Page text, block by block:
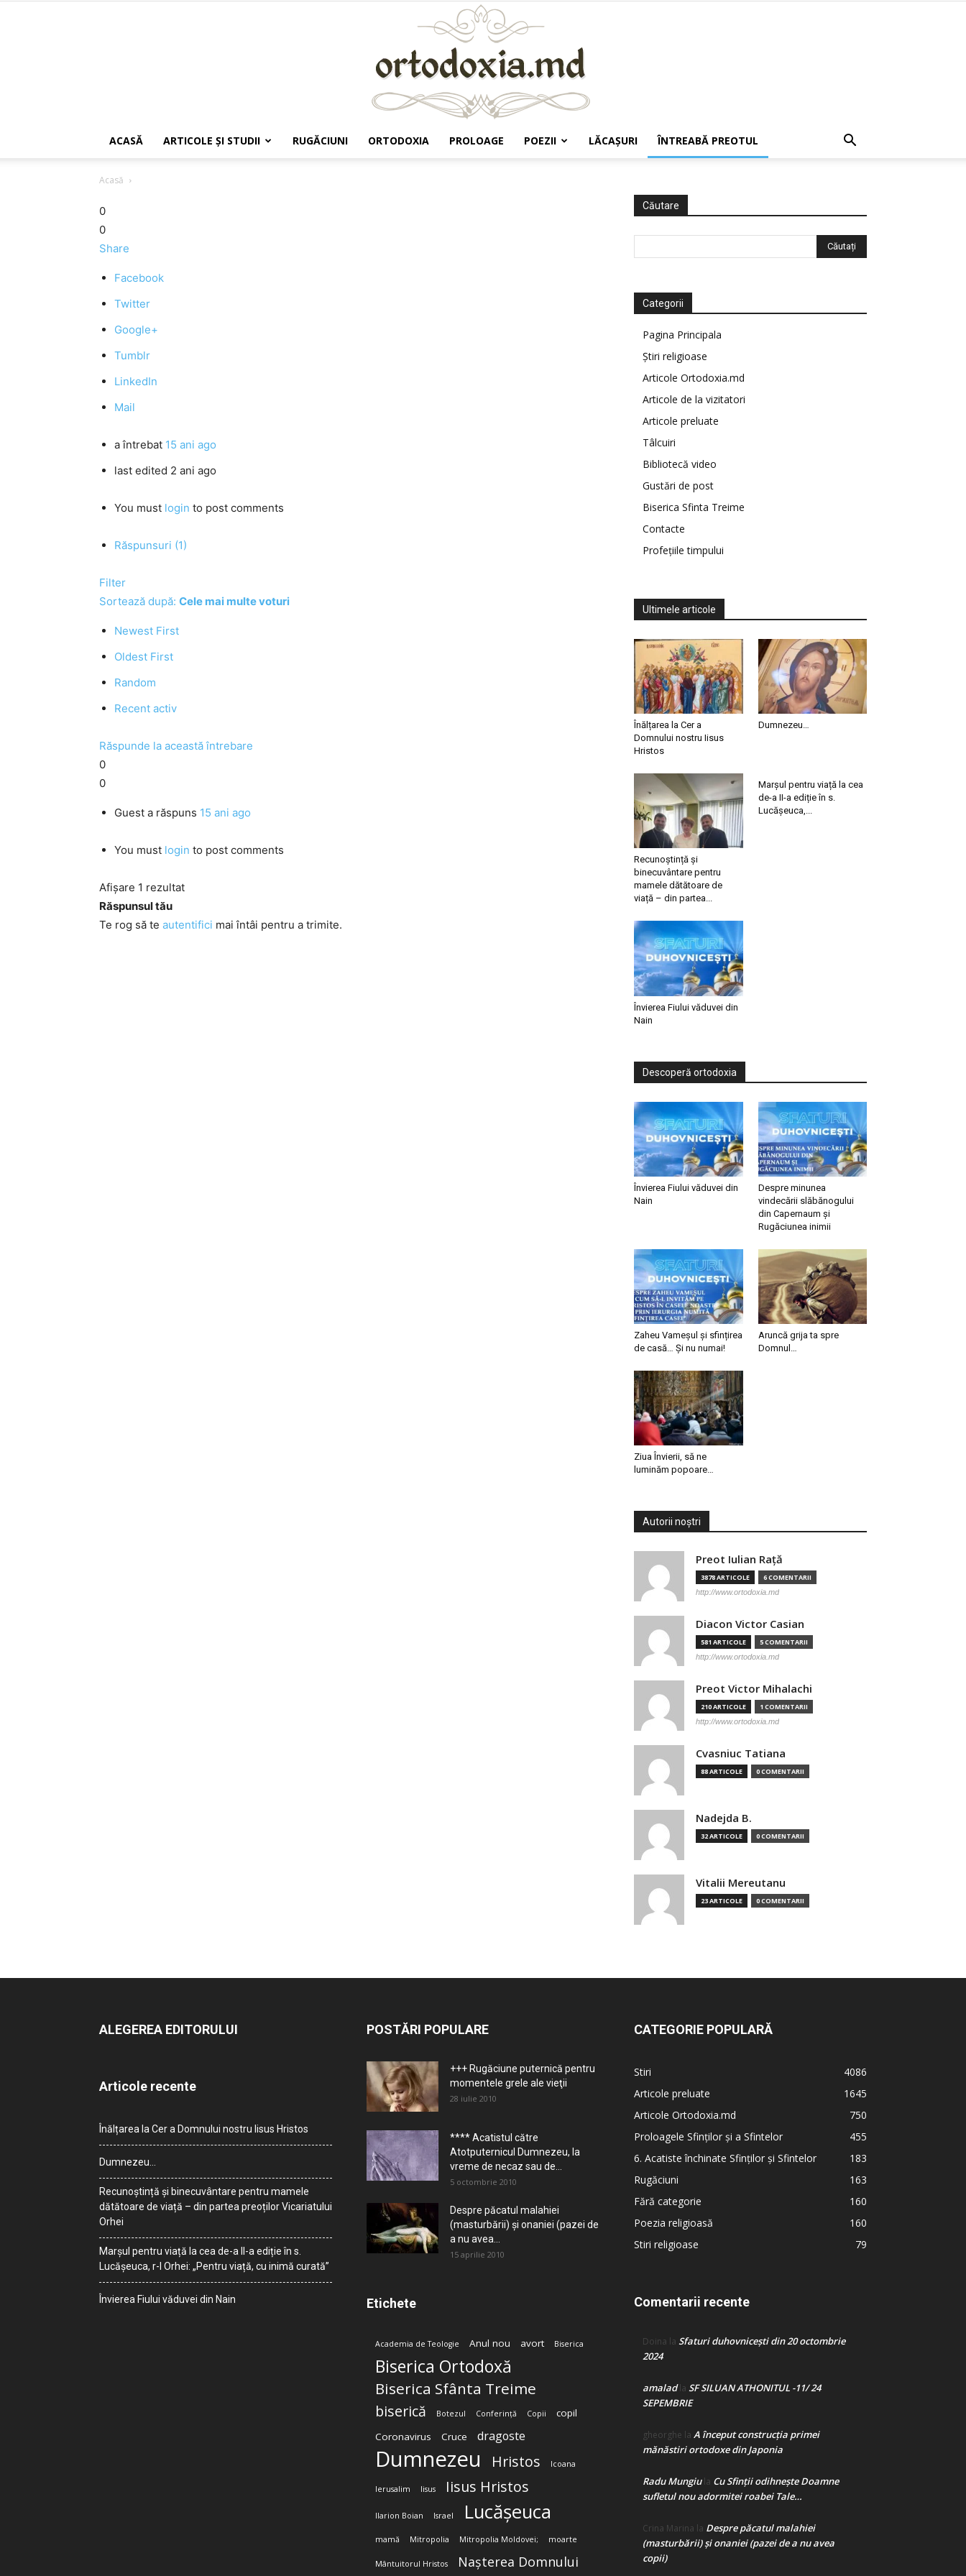
ACASĂ ARTICOLE ŞI STUDII RUGĂCIUNI ORTODOXIA PROLOAGE POEZII LĂCAŞURI ÎNTREABĂ PREOTUL
Acasă
0
0
Share
Facebook
Twitter
Google+
Tumblr
LinkedIn
Mail
a întrebat 15 ani ago
last edited 2 ani ago
You must login to post comments
Răspunsuri (1)
Filter
Sortează după: Cele mai multe voturi
Newest First
Oldest First
Random
Recent activ
Răspunde la această întrebare
0
0
Guest a răspuns 15 ani ago
You must login to post comments
Afișare 1 rezultat
Răspunsul tău
Te rog să te autentifici mai întâi pentru a trimite.
Căutare
Categorii
Pagina Principala
Știri religioase
Articole Ortodoxia.md
Articole de la vizitatori
Articole preluate
Tâlcuiri
Bibliotecă video
Gustări de post
Biserica Sfinta Treime
Contacte
Profețiile timpului
Ultimele articole
Înălțarea la Cer a
Domnului nostru Iisus
Hristos
Dumnezeu…
Recunoștință și
binecuvântare pentru
mamele dătătoare de
viață – din partea...
Marșul pentru viață la cea
de-a II-a ediție în s.
Lucășeuca,...
Învierea Fiului văduvei din
Nain
Descoperă ortodoxia
Învierea Fiului văduvei din
Nain
Despre minunea
vindecării slăbănogului
din Capernaum și
Rugăciunea inimii
Zaheu Vameșul și sfințirea
de casă… Și nu numai!
Aruncă grija ta spre
Domnul…
Ziua Învierii, să ne
luminăm popoare…
Autorii noștri
Preot Iulian Raţă
3878 ARTICOLE 6 COMENTARII
http://www.ortodoxia.md
Diacon Victor Casian
581 ARTICOLE 5 COMENTARII
http://www.ortodoxia.md
Preot Victor Mihalachi
210 ARTICOLE 1 COMENTARII
http://www.ortodoxia.md
Cvasniuc Tatiana
88 ARTICOLE 0 COMENTARII
Nadejda B.
32 ARTICOLE 0 COMENTARII
Vitalii Mereutanu
23 ARTICOLE 0 COMENTARII
ALEGEREA EDITORULUI
Articole recente
Înălțarea la Cer a Domnului nostru Iisus Hristos
Dumnezeu…
Recunoștință și binecuvântare pentru mamele
dătătoare de viață – din partea preoților Vicariatului
Orhei
Marșul pentru viață la cea de-a II-a ediție în s.
Lucășeuca, r-l Orhei: „Pentru viață, cu inimă curată”
Învierea Fiului văduvei din Nain
POSTĂRI POPULARE
+++ Rugăciune puternică pentru
momentele grele ale vieţii
28 iulie 2010
**** Acatistul către
Atotputernicul Dumnezeu, la
vreme de necaz sau de...
5 octombrie 2010
Despre păcatul malahiei
(masturbării) şi onaniei (pazei de
a nu avea...
15 aprilie 2010
Etichete
Academia de Teologie Anul nou avort Biserica
Biserica Ortodoxă
Biserica Sfânta Treime
biserică Botezul Conferință Copii
copil
Coronavirus
Cruce dragoste
Dumnezeu Hristos Icoana
Ierusalim Iisus Iisus Hristos
Ilarion Boian Israel Lucășeuca
mamă Mitropolia Mitropolia Moldovei; moarte
Mântuitorul Hristos Nașterea Domnului
CATEGORIE POPULARĂ
Stiri
4086
Articole preluate
1645
Articole Ortodoxia.md
750
Proloagele Sfinților și a Sfintelor
455
6. Acatiste închinate Sfinților și Sfintelor
183
Rugăciuni
163
Fără categorie
160
Poezia religioasă
160
Stiri religioase
79
Comentarii recente
Doina la Sfaturi duhovnicești din 20 octombrie
2024
amaladla SF SILUAN ATHONITUL -11/ 24
SEPEMBRIE
gheorghe la A început construcţia primei
mănăstiri ortodoxe din Japonia
Radu Mungiula Cu Sfinții odihnește Doamne
sufletul nou adormitei roabei Tale…
Crina Marina la Despre păcatul malahiei
(masturbării) şi onaniei (pazei de a nu avea
copii)